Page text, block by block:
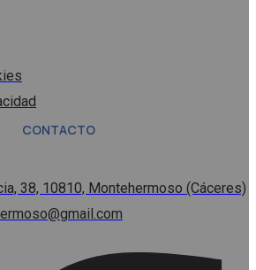
CONTACTO
38, 10810, Montehermoso (Cáceres)